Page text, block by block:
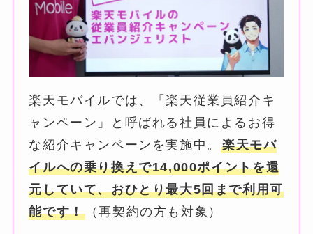
楽天モバイルでは、「楽天従業員紹介キ
ャンペーン」と呼ばれる社員によるお得
な紹介キャンペーンを実施中。 楽天モバ
イルへの乗り換えで14,000ポイントを還
元していて、おひとり最大5回まで利用可
能です！（再契約の方も対象）